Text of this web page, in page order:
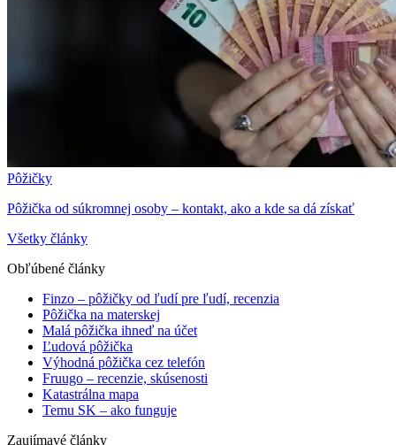
Pôžičky
Pôžička od súkromnej osoby – kontakt, ako a kde sa dá získať
Všetky články
Obľúbené články
Finzo – pôžičky od ľudí pre ľudí, recenzia
Pôžička na materskej
Malá pôžička ihneď na účet
Ľudová pôžička
Výhodná pôžička cez telefón
Fruugo – recenzie, skúsenosti
Katastrálna mapa
Temu SK – ako funguje
Zaujímavé články